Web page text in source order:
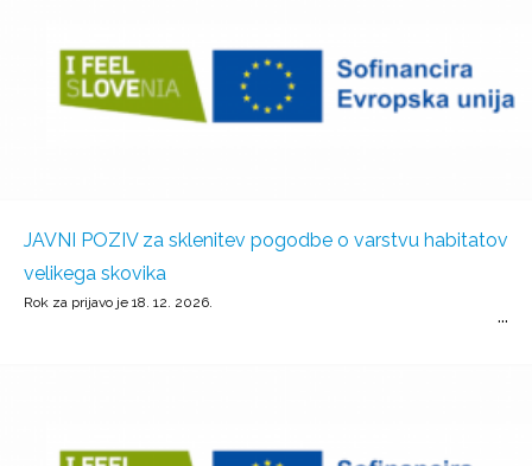
JAVNI POZIV za sklenitev pogodbe o varstvu habitatov
velikega skovika
Rok za prijavo je 18. 12. 2026.